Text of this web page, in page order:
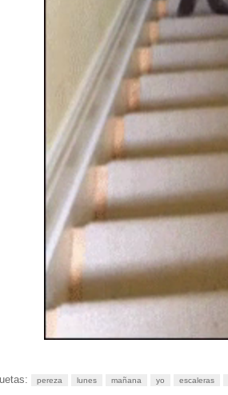
pereza lunes mañana yo escaleras